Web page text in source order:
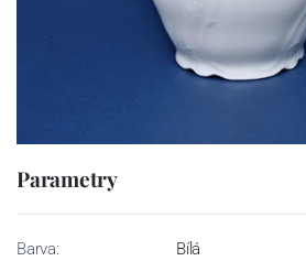
Parametry
Barva:
Bílá